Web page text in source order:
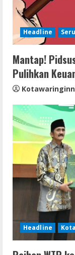
Headline
Mantap!
Pulihkan
Headline